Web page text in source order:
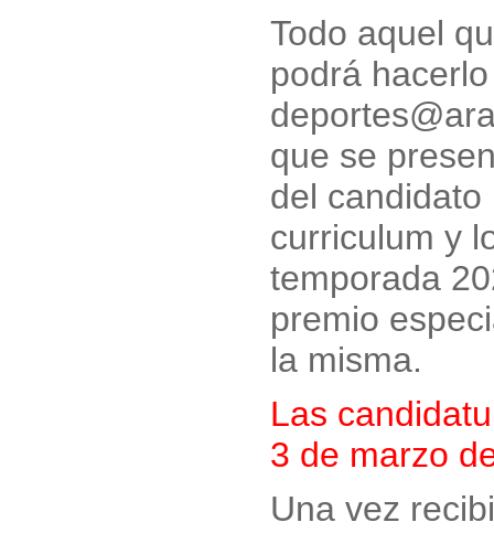
Todo aquel
podrá
que se
del
curriculum y
temporada
premio
la misma.
Las
3 de marzo
Una vez